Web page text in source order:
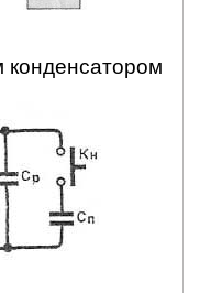
конденсатором